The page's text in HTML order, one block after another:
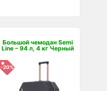
Большой чемодан Semi
Line – 94 л, 4 кг Черный
-20%